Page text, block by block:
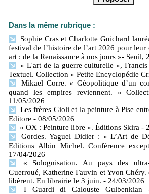
Dans la même rubrique :
Sophie Cras et Charlotte Guichard
festival de l’histoire de l’art 2026 pour leur
art : de la Renaissance à nos jours »- Seuil,
« L'art de la guerre culturelle »,
Textuel. Collection « Petite Encyclopédie
Mikael Corre. « Géopolitique d’un
quand les empires reviennent. »
11/05/2026
Les frères Gioli et la peinture à Pise
Editore - 08/05/2026
« OX : Peinture libre ». Éditions Skira -
Gordes. Yaguel Didier : « L’Art de
Editions Albin Michel. Conférence
17/04/2026
« Solognisation. Au pays des
Guerroué, Katherine Fauvin et Yvon
libèrent. En librairie le 3 juin. - 24/03/2026
I Guardi di Calouste Gulbenkian